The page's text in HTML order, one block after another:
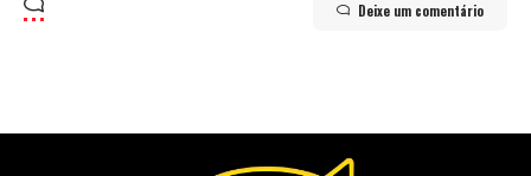
Deixe um comentário